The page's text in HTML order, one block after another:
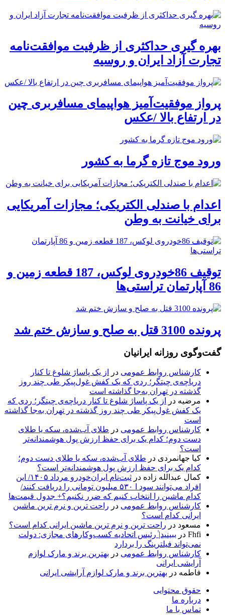
بهره گیری حداکثری از ظرفیت موافقت‌نامه
تجارت آزاد ایران و روسیه
پرواز موفقیت‌آمیز هواپیمای مسافربری چین
در ارتفاع بالا /عکس
ورود موج تازه گرما به کشور
اعدام با صندلی الکتریکی؛ مجازات آمریکایی
برای خیانت به وطن
توقیف 86خودروی لوکس، 187 قطعه زمین و
86 آپارتمان تراستی‌ها
پرونده 3100 قتل به صلح و سازش ختم شد
گفت‌وگوی روزانه ایرانیان
کارشناس روابط عمومی در
از یک پاساژ شلوغ تا کنار
دریاچه‌ی چیتگر؛ ردی که یک کفش غول‌پیکر طی چند روز
گذشته در تهران به‌جا گذاشته است
مرضیه در
از یک پاساژ شلوغ تا کنار دریاچه‌ی چیتگر؛ ردی که
یک کفش غول‌پیکر طی چند روز گذشته در تهران به‌جا گذاشته
است
کارشناس روابط عمومی در طلای آب‌شده، سکه یا طلای
دست دوم؛ کدام یک برای حفظ ارزش پول هوشمندانه‌تر
است؟
کیا جهانمردی در طلای آب‌شده، سکه یا طلای دست دوم؛
کدام یک برای حفظ ارزش پول هوشمندانه‌تر است؟
کمال عبدالله زاده در
ثبت‌نام ایران‌خودرو مرداد ۱۴۰۵/ این
افراد می‌توانند سود ا ۵۳۰ میلیون تومانی را دریافت کنند/
کدام ماشین را انتخاب کنیم که ضرر نکنیم؟+ جدول قیمت‌ها
کارشناس روابط عمومی در راحت ترین و نرم ترین ماشین
ایرانی کدام است؟
مسعود در راحت ترین و نرم ترین ماشین ایرانی کدام است؟
Fhfi در ببینید| ٰرئیس اتحادیه کسب‌وکارهای مجازی: دولت
نمی‌تواند فیلترینگ را بردارد
کارشناس روابط عمومی در بهترین برند و مارک لوازم
آرایشی ایرانی
فاطمه در بهترین برند و مارک لوازم آرایشی ایرانی
حقوق محتوایی
درباره ما
تماس با ما